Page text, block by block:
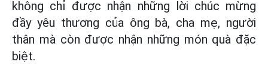
không chỉ được nhận những lời chúc mừng
đầy yêu thương của ông bà, cha mẹ, người
thân mà còn được nhận những món quà đặc
biệt.